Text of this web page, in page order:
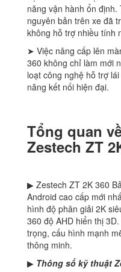
năng vận hành ổn
nguyên bản trên xe đã
không hỗ trợ nhiều tính
➤ Việc nâng cấp lên
360 không chỉ làm mới
loạt công nghệ hỗ trợ
năng kết nối hiện đại.
Tổng quan
Zestech ZT
▶ Zestech ZT 2K 360
Android cao cấp mới
hình độ phân giải 2K
360 độ AHD hiển thị
trọng, cấu hình mạnh
thông minh.
▶ Thông số kỹ thuật